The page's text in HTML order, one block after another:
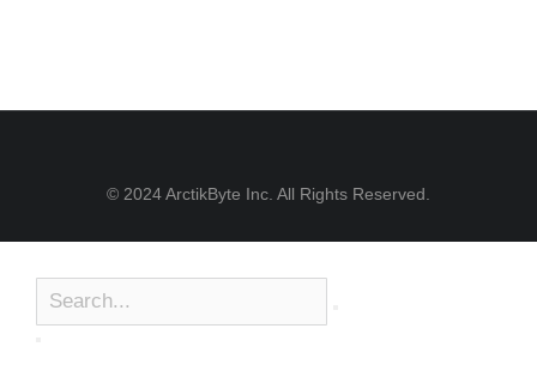
© 2024 ArctikByte Inc. All Rights Reserved.